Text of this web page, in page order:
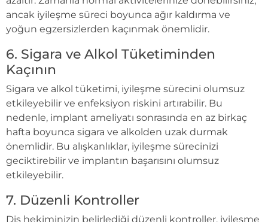
ancak iyileşme süreci boyunca ağır kaldırma ve
yoğun egzersizlerden kaçınmak önemlidir.
6. Sigara ve Alkol Tüketiminden
Kaçının
Sigara ve alkol tüketimi, iyileşme sürecini olumsuz
etkileyebilir ve enfeksiyon riskini artırabilir. Bu
nedenle, implant ameliyatı sonrasında en az birkaç
hafta boyunca sigara ve alkolden uzak durmak
önemlidir. Bu alışkanlıklar, iyileşme sürecinizi
geciktirebilir ve implantın başarısını olumsuz
etkileyebilir.
7. Düzenli Kontroller
Diş hekiminizin belirlediği düzenli kontroller, iyileşme